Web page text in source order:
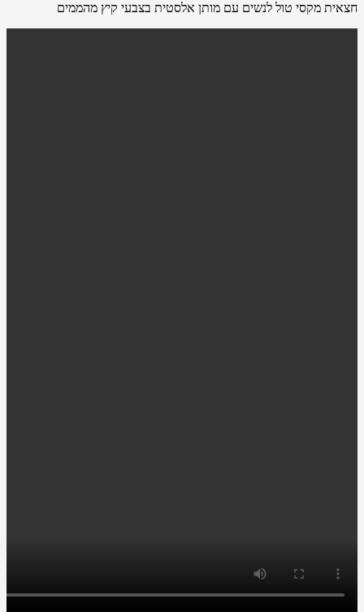
חצאית מקסי טול לנשים עם מותן אלסטית בצבעי קיץ מהממים